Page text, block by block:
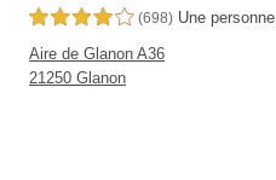
4,0 étoiles sur 5 (698) Une personne
Aire de Glanon A36
21250 Glanon
SP 95 :
Disponible